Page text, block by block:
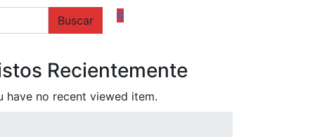
Buscar 0
Recientemente
have no recent viewed item.